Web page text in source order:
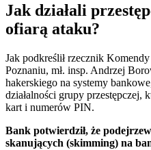
Jak działali
ofiarą ataku?
Jak podkreślił rzecznik
Poznaniu, mł. insp. Andrzej
hakerskiego na systemy
działalności grupy przestępczej,
kart i numerów PIN.
Bank potwierdził, że
skanujących (skimming) na